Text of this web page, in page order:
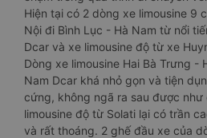
Hiện tại có 2 dòng xe limousine 9
Nội đi Bình Lục - Hà Nam từ nổi
Dcar và xe limousine độ từ xe
Dòng xe limousine Hai Bà Trưng -
Nam Dcar khá nhỏ gọn và tiện
cứng, không ngã ra sau được
limousine độ từ Solati lại có trần
và rất thoáng. 2 ghế đầu xe của